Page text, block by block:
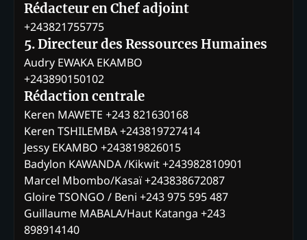
Rédacteur en Chef adjoint
+243821755775
5. Directeur des Ressources Humaines
Audry EWAKA EKAMBO
+243890150102
Rédaction centrale
Keren MAWETE +243 821630168
Keren TSHILEMBA +243819727414
Jessy EKAMBO +243819826015
Badylon KAWANDA /Kikwit +243982810901
Marcel Mbombo/Kasaï +243838672087
Gloire TSONGO / Beni +243 975 595 487
Guillaume MABALA/Haut Katanga +243
898914140